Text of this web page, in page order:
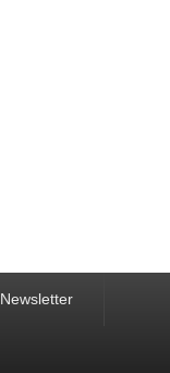
Newsletter